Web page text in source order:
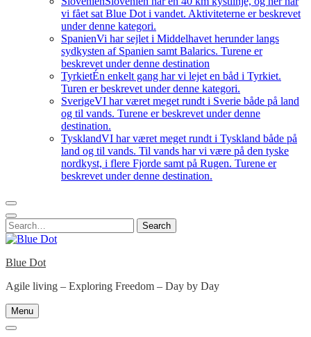
vi fået sat Blue Dot i vandet. Aktiviteterne er beskrevet
under denne kategori.
SpanienVi har sejlet i Middelhavet herunder langs
sydkysten af Spanien samt Balarics. Turene er
beskrevet under denne destination
TyrkietÉn enkelt gang har vi lejet en båd i Tyrkiet.
Turen er beskrevet under denne kategori.
SverigeVI har været meget rundt i Sverie både på land
og til vands. Turene er beskrevet under denne
destination.
TysklandVI har været meget rundt i Tyskland både på
land og til vands. Til vands har vi være på den tyske
nordkyst, i flere Fjorde samt på Rugen. Turene er
beskrevet under denne destination.
Search
for:
Search
Blue Dot
Agile living – Exploring Freedom – Day by Day
Menu